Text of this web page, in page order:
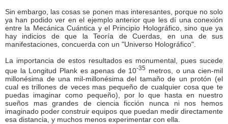
Sin embargo, las cosas se ponen mas interesantes, porque no solo
ya han podido ver en el ejemplo anterior que les dí una conexión
entre la Mecánica Cuántica y el Principio Holográfico, sino que ya
hay indicios de que la Teoría de Cuerdas, en una de sus
manifestaciones, concuerda con un "Universo Holográfico".
La importancia de estos resultados es monumental, pues sucede
que la Longitud Plank es apenas de 10-35
metros, o una cien-mil
millonésima de una mil-millonésima del tamaño de un protón (el
cual es trillones de veces mas pequeño de cualquier cosa que te
puedas imaginar como pequeño), por lo que hasta en nuestro
sueños mas grandes de ciencia ficción nunca ni nos hemos
imaginado poder construir equipos que puedan medir directamente
esa distancia, y muchos menos experimentar con ella.